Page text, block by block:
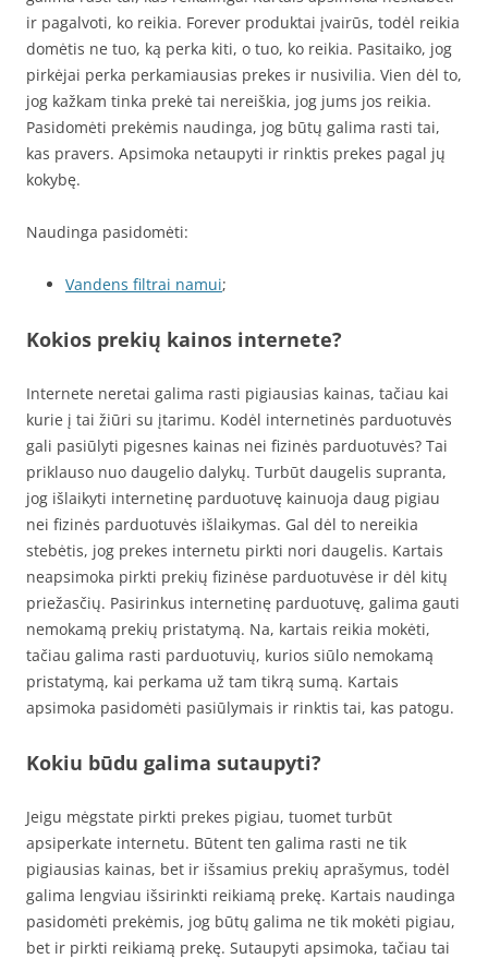
ir pagalvoti, ko reikia. Forever produktai įvairūs, todėl reikia
domėtis ne tuo, ką perka kiti, o tuo, ko reikia. Pasitaiko, jog
pirkėjai perka perkamiausias prekes ir nusivilia. Vien dėl to,
jog kažkam tinka prekė tai nereiškia, jog jums jos reikia.
Pasidomėti prekėmis naudinga, jog būtų galima rasti tai,
kas pravers. Apsimoka netaupyti ir rinktis prekes pagal jų
kokybę.
Naudinga pasidomėti:
Vandens filtrai namui;
Kokios prekių kainos internete?
Internete neretai galima rasti pigiausias kainas, tačiau kai
kurie į tai žiūri su įtarimu. Kodėl internetinės parduotuvės
gali pasiūlyti pigesnes kainas nei fizinės parduotuvės? Tai
priklauso nuo daugelio dalykų. Turbūt daugelis supranta,
jog išlaikyti internetinę parduotuvę kainuoja daug pigiau
nei fizinės parduotuvės išlaikymas. Gal dėl to nereikia
stebėtis, jog prekes internetu pirkti nori daugelis. Kartais
neapsimoka pirkti prekių fizinėse parduotuvėse ir dėl kitų
priežasčių. Pasirinkus internetinę parduotuvę, galima gauti
nemokamą prekių pristatymą. Na, kartais reikia mokėti,
tačiau galima rasti parduotuvių, kurios siūlo nemokamą
pristatymą, kai perkama už tam tikrą sumą. Kartais
apsimoka pasidomėti pasiūlymais ir rinktis tai, kas patogu.
Kokiu būdu galima sutaupyti?
Jeigu mėgstate pirkti prekes pigiau, tuomet turbūt
apsiperkate internetu. Būtent ten galima rasti ne tik
pigiausias kainas, bet ir išsamius prekių aprašymus, todėl
galima lengviau išsirinkti reikiamą prekę. Kartais naudinga
pasidomėti prekėmis, jog būtų galima ne tik mokėti pigiau,
bet ir pirkti reikiamą prekę. Sutaupyti apsimoka, tačiau tai